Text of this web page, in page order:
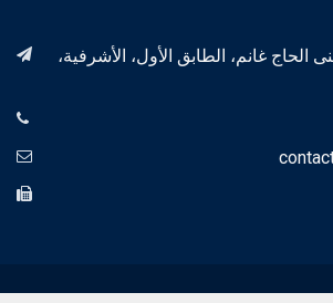
الحاج غانم، الطابق الأول، الأشرفية،